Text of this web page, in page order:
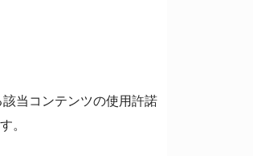
当コンテンツの使用許諾
。